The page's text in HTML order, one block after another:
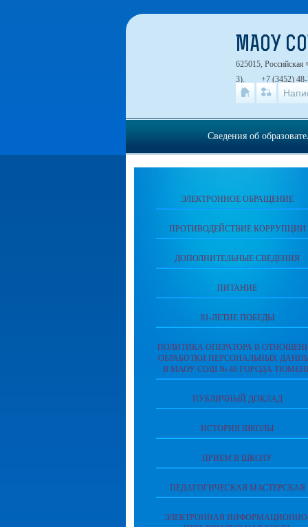
ЭЛЕКТРОННОЕ ОБРАЩЕНИЕ
ПРОТИВОДЕЙСТВИЕ КОРРУПЦИИ
ДОПОЛНИТЕЛЬНЫЕ СВЕДЕНИЯ
ПИТАНИЕ
81-ЛЕТИЕ ПОБЕДЫ
ПОЛИТИКА ОПЕРАТОРА В
ОБРАБОТКИ ПЕРСОНАЛЬНЫХ
В МАОУ СОШ № 48 ГОРОДА
ПУБЛИЧНЫЙ ДОКЛАД
ИСТОРИЯ ШКОЛЫ
ПРИЕМ В ШКОЛУ
ПЕДАГОГИЧЕСКАЯ МАСТЕРСКАЯ
ЭЛЕКТРОННАЯ
МАОУ
625015,
3).
+7 (3452)
Сведения об